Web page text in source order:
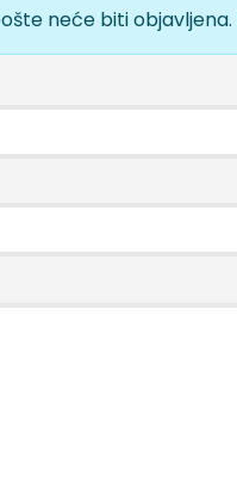
neće biti objavljena.